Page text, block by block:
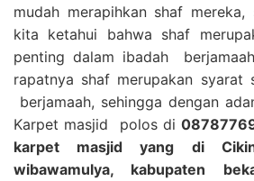
mudah merapihkan shaf
kita ketahui bahwa shaf
penting dalam ibadah
rapatnya shaf merupakan syarat
berjamaah, sehingga dengan
Karpet masjid polos di
karpet masjid yang di
wibawamulya, kabupaten